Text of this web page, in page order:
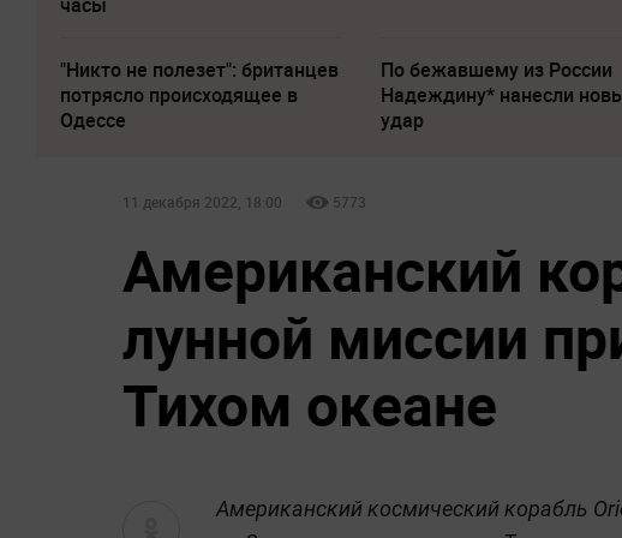
"Никто не полезет": британцев
потрясло происходящее в
Одессе
По бежавшему из России
Надеждину* нанесли
удар
11 декабря 2022, 18:00 5773
Американский
лунной миссии
Тихом океане
Американский космический корабль